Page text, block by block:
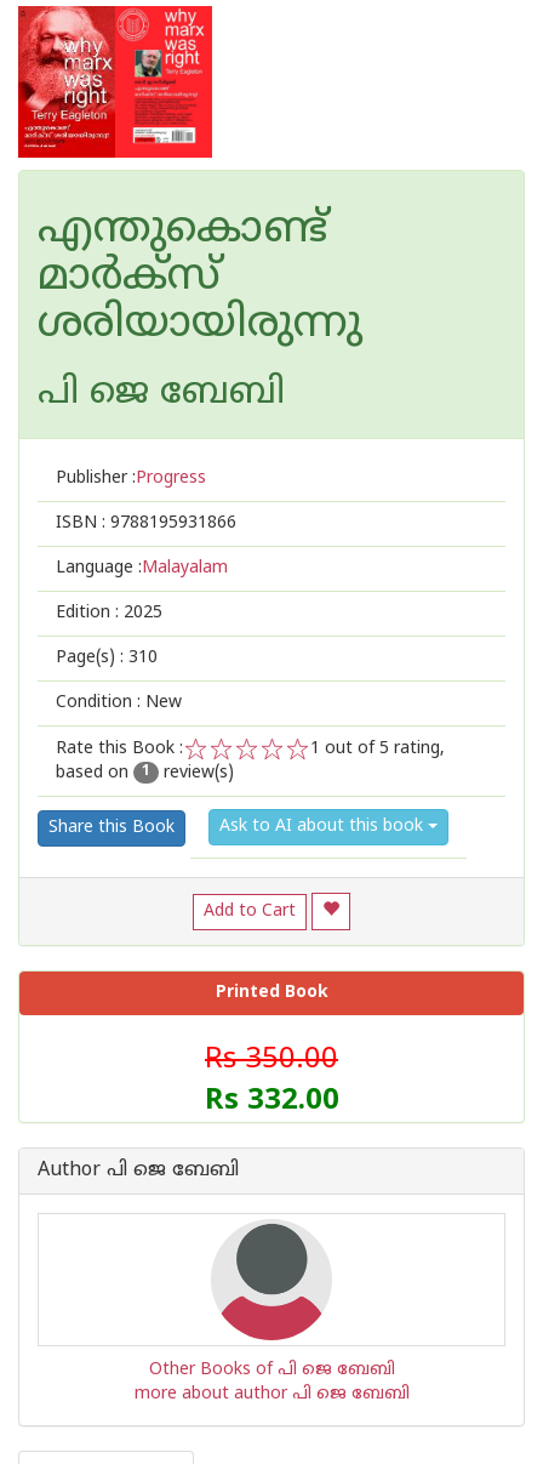
എന്തുകൊണ്ട്
മാർക്സ്
ശരിയായിരുന്നു
പി ജെ ബേബി
Publisher :Progress
ISBN : 9788195931866
Language :Malayalam
Edition : 2025
Page(s) : 310
Condition : New
Rate this Book :
2
1
1 out of 5 rating,
based on
1 review(s)
Share this Book Ask to AI about this book
Add to Cart
Printed Book
Rs 350.00
Rs 332.00
Author പി ജെ ബേബി
Other Books of പി ജെ ബേബി
more about author പി ജെ ബേബി